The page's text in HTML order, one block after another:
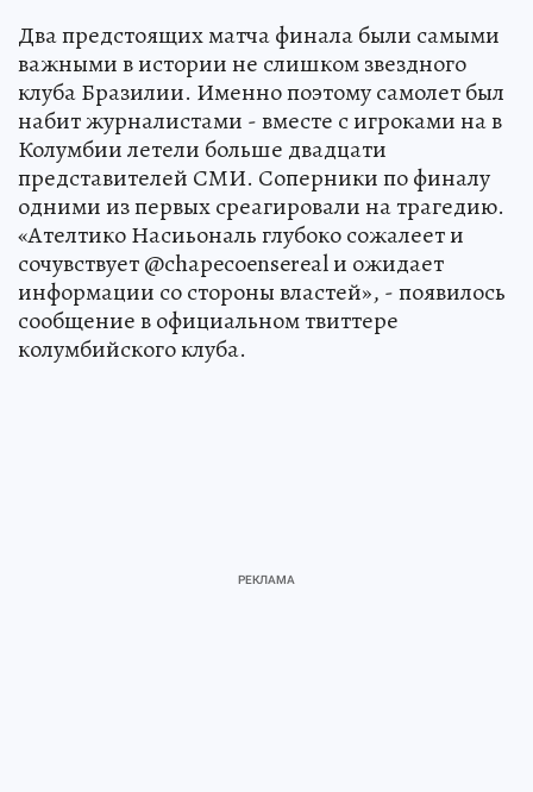
Два предстоящих матча финала были самыми
важными в истории не слишком звездного
клуба Бразилии. Именно поэтому самолет был
набит журналистами - вместе с игроками на в
Колумбии летели больше двадцати
представителей СМИ. Соперники по финалу
одними из первых среагировали на трагедию.
«Ателтико Насиьональ глубоко сожалеет и
сочувствует @chapecoensereal и ожидает
информации со стороны властей», - появилось
сообщение в официальном твиттере
колумбийского клуба.